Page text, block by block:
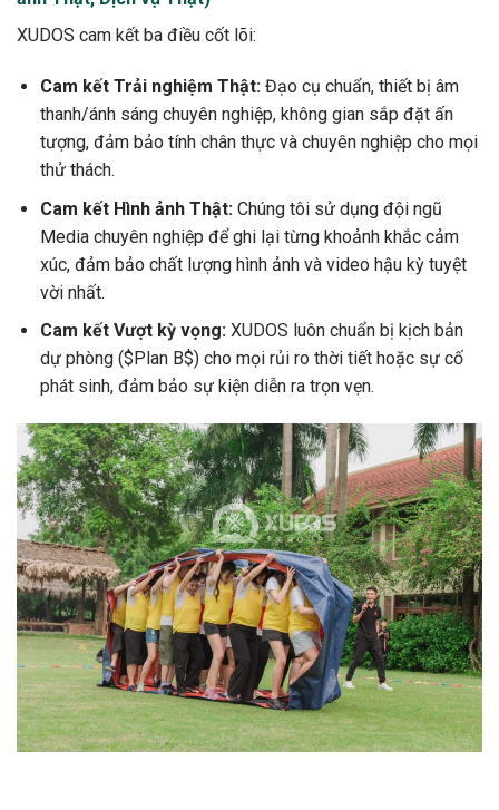
XUDOS cam kết ba điều cốt lõi:
Cam kết Trải nghiệm Thật:Đạo cụ chuẩn, thiết bị âm
thanh/ánh sáng chuyên nghiệp, không gian sắp đặt ấn
tượng, đảm bảo tính chân thực và chuyên nghiệp cho mọi
thử thách.
Cam kết Hình ảnh Thật:Chúng tôi sử dụng đội ngũ
Media chuyên nghiệp để ghi lại từng khoảnh khắc cảm
xúc, đảm bảo chất lượng hình ảnh và video hậu kỳ tuyệt
vời nhất.
Cam kết Vượt kỳ vọng:XUDOS luôn chuẩn bị kịch bản
dự phòng ($Plan B$) cho mọi rủi ro thời tiết hoặc sự cố
phát sinh, đảm bảo sự kiện diễn ra trọn vẹn.